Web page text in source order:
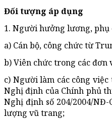
Đối tượng áp dụng
1. Người hưởng lương, phụ
a) Cán bộ, công chức từ
b) Viên chức trong các
c) Người làm các công
Nghị định của Chính phủ
Nghị định số 204/2004/
lượng vũ trang;